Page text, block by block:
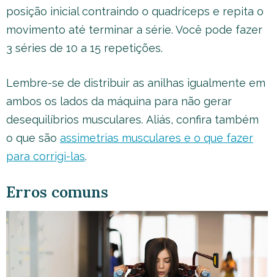
posição inicial contraindo o quadríceps e repita o
movimento até terminar a série. Você pode fazer
3 séries de 10 a 15 repetições.
Lembre-se de distribuir as anilhas igualmente em
ambos os lados da máquina para não gerar
desequilíbrios musculares. Aliás, confira também
o que são assimetrias musculares e o que fazer
para corrigi-las.
Erros comuns